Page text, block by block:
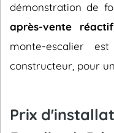
démonstration de
après-vente réactif
monte-escalier
constructeur, pour
Prix